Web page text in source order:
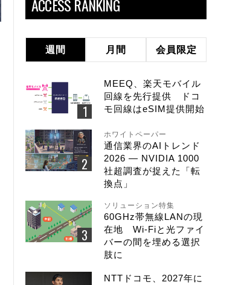
ACCESS RANKING
週間 月間 会員限定
MEEQ、楽天モバイル
回線を先行提供 ドコ
モ回線はeSIM提供開始
ホワイトペーパー
通信業界のAIトレンド
2026 ― NVIDIA 1000
社超調査が捉えた「転
換点」
ソリューション特集
60GHz帯無線LANの現
在地 Wi-Fiと光ファイ
バーの間を埋める選択
肢に
NTTドコモ、2027年に